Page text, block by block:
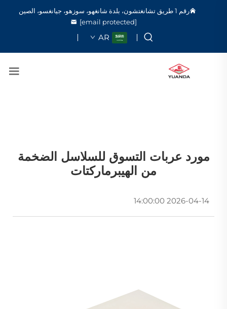
رقم 1 طريق تشانغتشون، بلدة شانغهو، سوزهو، جيانغسو، الصين
[email protected]
AR
مورد عربات التسوق للسلاسل الضخمة
من الهيبرماركتات
2026-04-14 14:00:00